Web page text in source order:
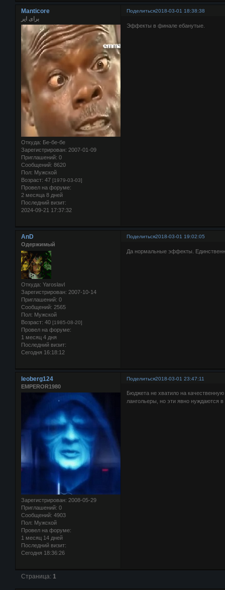
Поделиться2018-03-01 18:38:38
Manticore
برای ایر
Откуда: Бе-бе-бе
Зарегистрирован: 2007-01-09
Приглашений: 0
Сообщений: 8620
Пол: Мужской
Возраст: 47 [1979-03-03]
Провел на форуме:
2 месяца 8 дней
Последний визит:
2024-09-21 17:37:32
Эффекты в финале ебанутые.
Поделиться2018-03-01 19:02:05
AnD
Одержимый
Откуда: Yaroslavl
Зарегистрирован: 2007-10-14
Приглашений: 0
Сообщений: 2565
Пол: Мужской
Возраст: 40 [1985-08-20]
Провел на форуме:
1 месяц 4 дня
Последний визит:
Сегодня 16:18:12
Да нормальные эффекты.
Поделиться2018-03-01 23:47:11
leoberg124
EMPEROR1980
Зарегистрирован: 2008-05-29
Приглашений: 0
Сообщений: 4903
Пол: Мужской
Провел на форуме:
1 месяц 14 дней
Последний визит:
Сегодня 18:36:26
Бюджета не хватило на
лангольеры, но эти явно нуждаются
Страница: 1